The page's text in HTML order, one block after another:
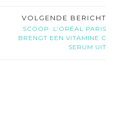
VOLGENDE BERICHT
SCOOP: L’ORÉAL PARIS
BRENGT EEN VITAMINE C
SERUM UIT